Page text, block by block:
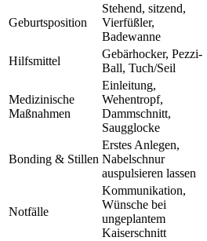
Geburtsposition
Stehend, sitzend,
Vierfüßler,
Badewanne
Hilfsmittel
Gebärhocker, Pezzi-
Ball, Tuch/Seil
Medizinische
Maßnahmen
Einleitung,
Wehentropf,
Dammschnitt,
Saugglocke
Bonding & Stillen
Erstes Anlegen,
Nabelschnur
auspulsieren lassen
Notfälle
Kommunikation,
Wünsche bei
ungeplantem
Kaiserschnitt